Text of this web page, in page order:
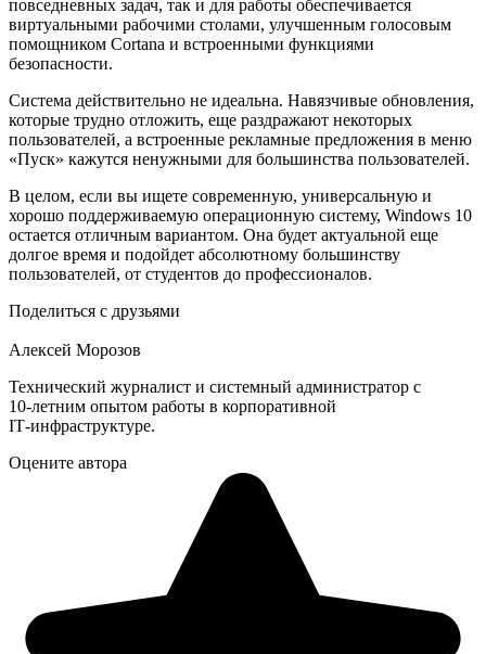
повседневных задач, так и для работы обеспечивается
виртуальными рабочими столами, улучшенным голосовым
помощником Cortana и встроенными функциями
безопасности.
Система действительно не идеальна. Навязчивые обновления,
которые трудно отложить, еще раздражают некоторых
пользователей, а встроенные рекламные предложения в меню
«Пуск» кажутся ненужными для большинства пользователей.
В целом, если вы ищете современную, универсальную и
хорошо поддерживаемую операционную систему, Windows 10
остается отличным вариантом. Она будет актуальной еще
долгое время и подойдет абсолютному большинству
пользователей, от студентов до профессионалов.
Поделиться с друзьями
Алексей Морозов
Технический журналист и системный администратор с
10‑летним опытом работы в корпоративной
IT‑инфраструктуре.
Оцените автора